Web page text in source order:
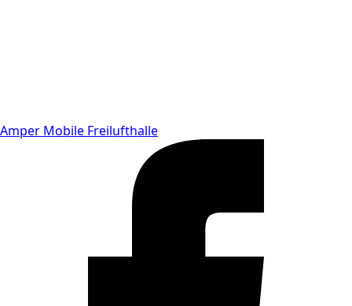
Amper Mobile Freilufthalle